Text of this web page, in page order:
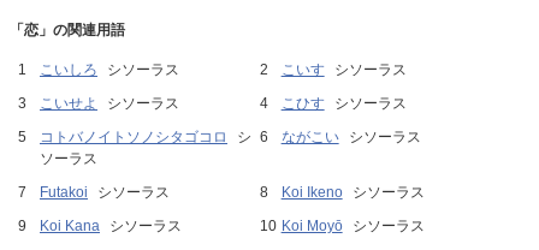
「恋」の関連用語
こいしろ シソーラス こいす
シソーラス
こいせよ
シソーラス こひす
シソーラス
コトバノイトソノシタゴコロ
シ
ソーラス
ながこい シソーラス
Futakoi シソーラス Koi Ikeno
シソーラス
Koi Kana
シソーラス Koi Moyō シソーラス